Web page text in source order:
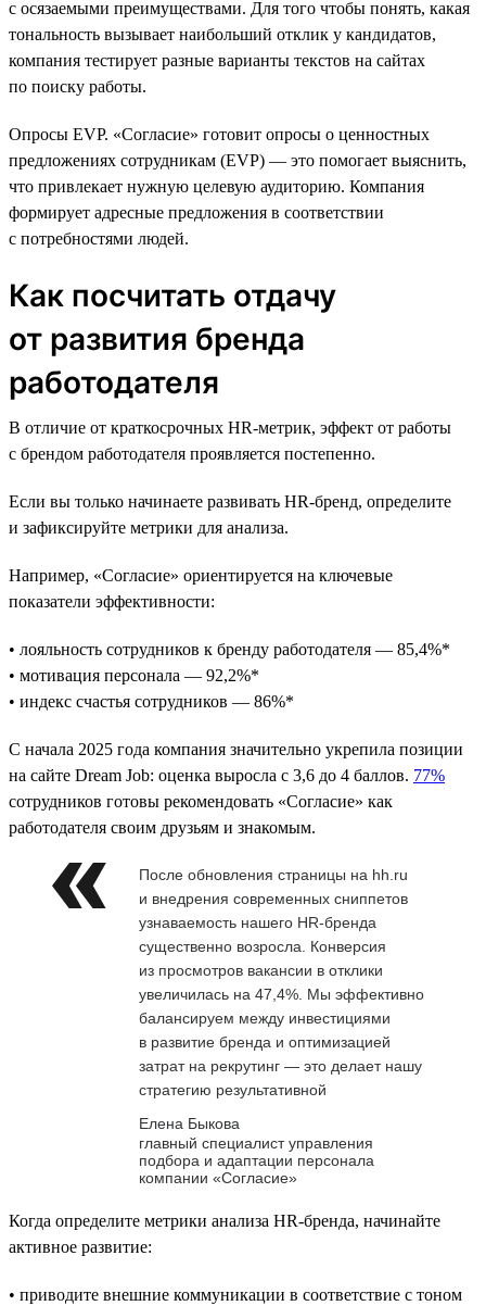
с осязаемыми преимуществами. Для того чтобы понять, какая
тональность вызывает наибольший отклик у кандидатов,
компания тестирует разные варианты текстов на сайтах
по поиску работы.
Опросы EVP. «Согласие» готовит опросы о ценностных
предложениях сотрудникам (EVP) — это помогает выяснить,
что привлекает нужную целевую аудиторию. Компания
формирует адресные предложения в соответствии
с потребностями людей.
Как посчитать отдачу
от развития бренда
работодателя
В отличие от краткосрочных HR-метрик, эффект от работы
с брендом работодателя проявляется постепенно.
Если вы только начинаете развивать HR-бренд, определите
и зафиксируйте метрики для анализа.
Например, «Согласие» ориентируется на ключевые
показатели эффективности:
• лояльность сотрудников к бренду работодателя — 85,4%*
• мотивация персонала — 92,2%*
• индекс счастья сотрудников — 86%*
С начала 2025 года компания значительно укрепила позиции
на сайте Dream Job: оценка выросла с 3,6 до 4 баллов. 77%
сотрудников готовы рекомендовать «Согласие» как
работодателя своим друзьям и знакомым.
После обновления страницы на hh.ru
и внедрения современных сниппетов
узнаваемость нашего HR-бренда
существенно возросла. Конверсия
из просмотров вакансии в отклики
увеличилась на 47,4%. Мы эффективно
балансируем между инвестициями
в развитие бренда и оптимизацией
затрат на рекрутинг — это делает нашу
стратегию результативной
Елена Быкова
главный специалист управления
подбора и адаптации персонала
компании «Согласие»
Когда определите метрики анализа HR-бренда, начинайте
активное развитие:
• приводите внешние коммуникации в соответствие с тоном